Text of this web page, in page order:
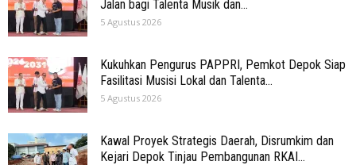
Jalan bagi Talenta Musik dan...
5 Agustus 2026
Kukuhkan Pengurus PAPPRI, Pemkot Depok Siap
Fasilitasi Musisi Lokal dan Talenta...
5 Agustus 2026
Kawal Proyek Strategis Daerah, Disrumkim dan
Kejari Depok Tinjau Pembangunan RKAI...